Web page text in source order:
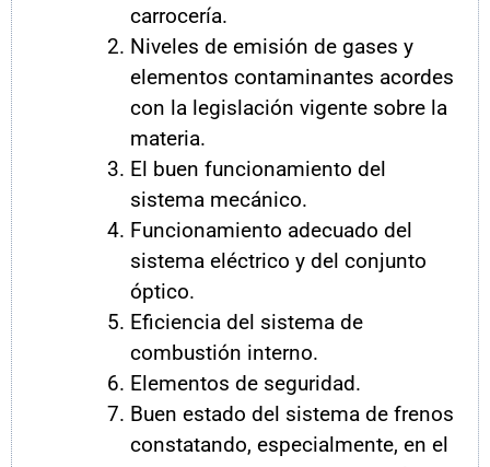
carrocería.
Niveles de emisión de gases y
elementos contaminantes acordes
con la legislación vigente sobre la
materia.
El buen funcionamiento del
sistema mecánico.
Funcionamiento adecuado del
sistema eléctrico y del conjunto
óptico.
Eficiencia del sistema de
combustión interno.
Elementos de seguridad.
Buen estado del sistema de frenos
constatando, especialmente, en el